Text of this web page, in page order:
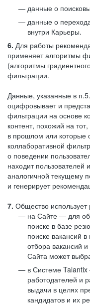
данные о
данные о
внутри Карьеры.
6. Для работы
применяет алгоритмы
(алгоритмы
фильтрации.
Данные, указанные в
оцифровывает и
фильтрации на основе
контент, похожий на
в прошлом или которые
коллаборативной
о поведении
находит пользователей
аналогичной текущему
и генерирует
7. Общество использует
на Сайте — для
поиске в базе
поиске вакансий
отбора вакансий
Сайта может
в Системе
работодателей и
выдачи в целях
кандидатов и их